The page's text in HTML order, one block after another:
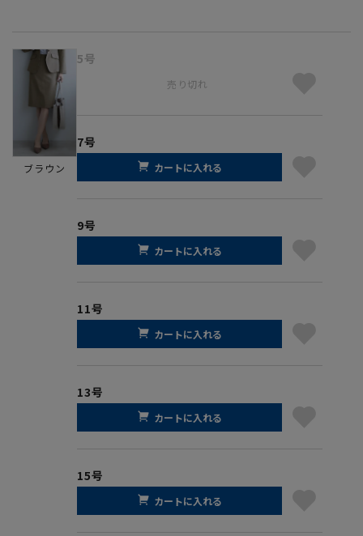
ブラウン
5号
売り切れ
7号
カートに入れる
9号
カートに入れる
11号
カートに入れる
13号
カートに入れる
15号
カートに入れる